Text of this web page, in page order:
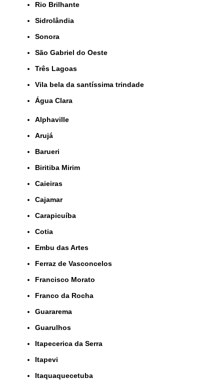
Rio Brilhante
Sidrolândia
Sonora
São Gabriel do Oeste
Três Lagoas
Vila bela da santíssima trindade
Água Clara
Alphaville
Arujá
Barueri
Biritiba Mirim
Caieiras
Cajamar
Carapicuíba
Cotia
Embu das Artes
Ferraz de Vasconcelos
Francisco Morato
Franco da Rocha
Guararema
Guarulhos
Itapecerica da Serra
Itapevi
Itaquaquecetuba